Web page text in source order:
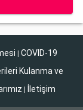
| COVID-19
Kulanma ve
| İletişim